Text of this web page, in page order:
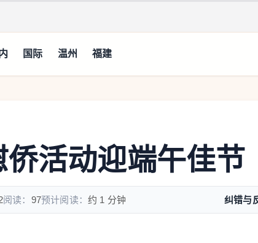
国际 温州 福建
活动迎端午佳节
阅读： 97预计阅读：约 1 分钟 纠错与